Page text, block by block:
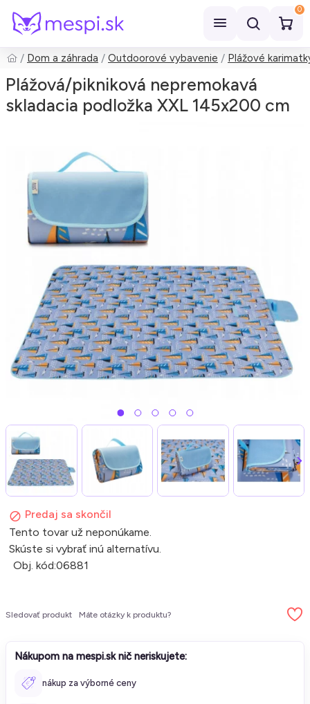
0
Hľadať
Dom a záhrada Outdoorové vybavenie Plážové
Plážová/pikniková nepremokavá
skladacia podložka XXL 145x200 cm
Predaj sa skončil
Tento tovar už neponúkame.
Skúste si vybrať inú alternatívu.
Obj. kód:06881
Sledovať produkt Máte otázky k produktu?
Nákupom na mespi.sk nič neriskujete:
nákup za výborné ceny